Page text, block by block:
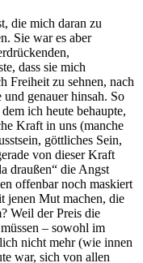
die mich daran zu
Sie war es aber
dass sie mich
Freiheit zu sehnen, nach
genauer hinsah. So
ich heute behaupte,
Kraft in uns (manche
göttliches Sein,
von dieser Kraft
draußen“ die Angst
offenbar noch maskiert
jenen Mut machen, die
Weil der Preis die
– sowohl im
nicht mehr (wie innen
war, sich von allen